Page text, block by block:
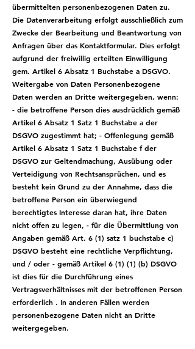
übermittelten personenbezogenen Daten zu.
Die Datenverarbeitung erfolgt ausschließlich zum
Zwecke der Bearbeitung und Beantwortung von
Anfragen über das Kontaktformular. Dies erfolgt
aufgrund der freiwillig erteilten Einwilligung
gem. Artikel 6 Absatz 1 Buchstabe a DSGVO.
Weitergabe von Daten Personenbezogene
Daten werden an Dritte weitergegeben, wenn:
- die betroffene Person dies ausdrücklich gemäß
Artikel 6 Absatz 1 Satz 1 Buchstabe a der
DSGVO zugestimmt hat; - Offenlegung gemäß
Artikel 6 Absatz 1 Satz 1 Buchstabe f der
DSGVO zur Geltendmachung, Ausübung oder
Verteidigung von Rechtsansprüchen, und es
besteht kein Grund zu der Annahme, dass die
betroffene Person ein überwiegend
berechtigtes Interesse daran hat, ihre Daten
nicht offen zu legen, - für die Übermittlung von
Angaben gemäß Art. 6 (1) satz 1 buchstabe c)
DSGVO besteht eine rechtliche Verpflichtung,
und / oder - gemäß Artikel 6 (1) (1) (b) DSGVO
ist dies für die Durchführung eines
Vertragsverhältnisses mit der betroffenen Person
erforderlich . In anderen Fällen werden
personenbezogene Daten nicht an Dritte
weitergegeben.